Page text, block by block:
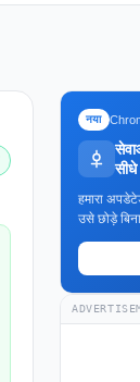
नया
हमारा
उसे छोड़े